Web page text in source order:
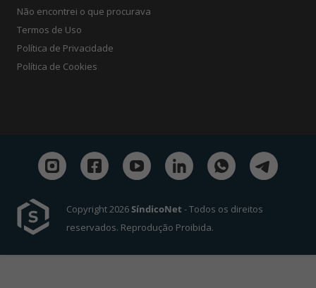
Não encontrei o que procurava
Termos de Uso
Política de Privacidade
Política de Cookies
Copyright 2026SíndicoNet - Todos os direitos
reservados. Reprodução Proibida.